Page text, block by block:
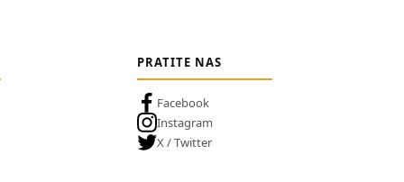
PRATITE NAS
Facebook
Instagram
X / Twitter